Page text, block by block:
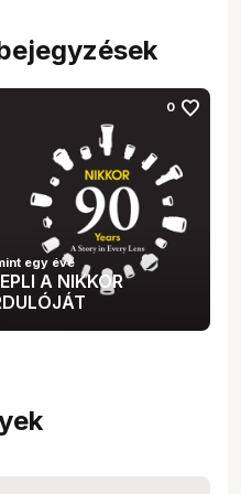
0 favorite
A NIKKOR
egy éve